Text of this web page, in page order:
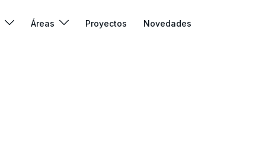
Áreas Proyectos Novedades